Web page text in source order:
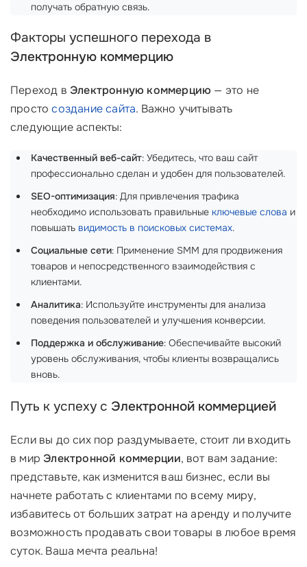
получать обратную связь.
Факторы успешного перехода в
Электронную коммерцию
Переход в Электронную коммерцию — это не
простосоздание сайта. Важно учитывать
следующие аспекты:
Качественный веб-сайт: Убедитесь, что ваш сайт
профессионально сделан и удобен для пользователей.
SEO-оптимизация: Для привлечения трафика
необходимо использовать правильные ключевые слова и
повышать видимость в поисковых системах.
Социальные сети: Применение SMM для продвижения
товаров и непосредственного взаимодействия с
клиентами.
Аналитика: Используйте инструменты для анализа
поведения пользователей и улучшения конверсии.
Поддержка и обслуживание: Обеспечивайте высокий
уровень обслуживания, чтобы клиенты возвращались
вновь.
Путь к успеху с Электронной коммерцией
Если вы до сих пор раздумываете, стоит ли входить
в мир Электронной коммерции, вот вам задание:
представьте, как изменится ваш бизнес, если вы
начнете работать с клиентами по всему миру,
избавитесь от больших затрат на аренду и получите
возможность продавать свои товары в любое время
суток. Ваша мечта реальна!